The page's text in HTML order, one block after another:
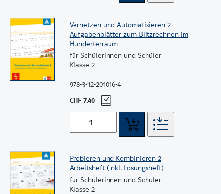
Vernetzen und Automatisieren 2
Aufgabenblätter zum Blitzrechnen im
Hunderterraum
für Schülerinnen und Schüler
Klasse 2
978-3-12-201016-4
CHF 7.40
Probieren und Kombinieren 2
Arbeitsheft (inkl. Lösungsheft)
für Schülerinnen und Schüler
Klasse 2